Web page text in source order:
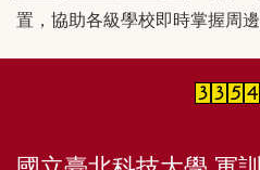
置，協助各級學校即時掌握周